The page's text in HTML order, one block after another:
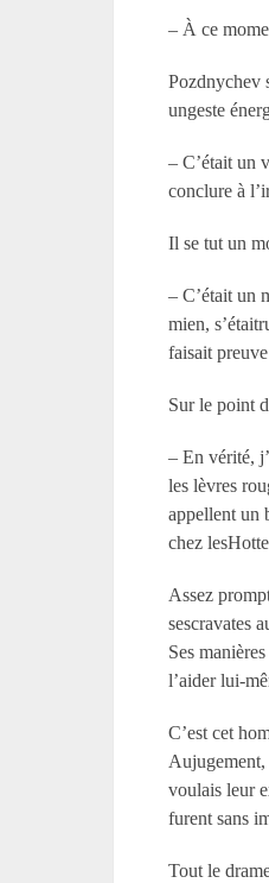
– À ce
Pozdnychev
ungeste
– C’était un
conclure à
Il se tut un
– C’était un
mien,
faisait
Sur le point
– En vérité,
les lèvres
appellent un
chez
Assez
sescravates
Ses
l’aider lui-
C’est cet
Aujugement,
voulais leur
furent sans
Tout le